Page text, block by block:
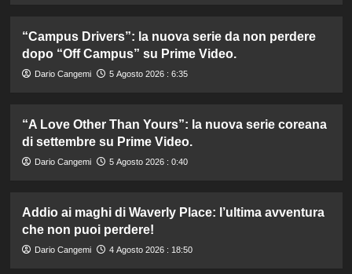
“Campus Drivers”: la nuova serie da non perdere
dopo “Off Campus” su Prime Video.
Dario Cangemi 5 Agosto 2026 : 6:35
“A Love Other Than Yours”: la nuova serie coreana
di settembre su Prime Video.
Dario Cangemi 5 Agosto 2026 : 0:40
Addio ai maghi di Waverly Place: l’ultima avventura
che non puoi perdere!
Dario Cangemi 4 Agosto 2026 : 18:50